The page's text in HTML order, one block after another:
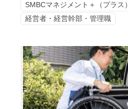
SMBCマネジメント＋（プラス）
経営者・経営幹部・管理職